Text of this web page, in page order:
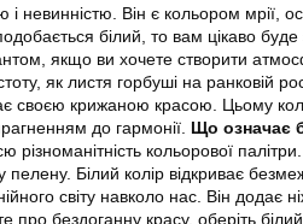
невинністю. Він є кольором мрії,
білий, то вам цікаво
якщо ви хочете створити
як листя горбуші на ранковій
своєю крижаною красою. Цьому
до гармонії. Що означає
різноманітність кольорової
Білий колір відкриває
світу навколо нас. Він додає
бездоганну красу, оберіть білий